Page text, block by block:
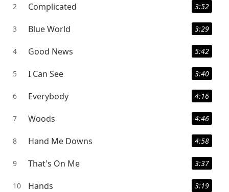
2 Complicated 3:52
3 Blue World 3:29
4 Good News 5:42
5 I Can See 3:40
6 Everybody 4:16
7 Woods 4:46
8 Hand Me Downs 4:58
9 That's On Me 3:37
10 Hands 3:19